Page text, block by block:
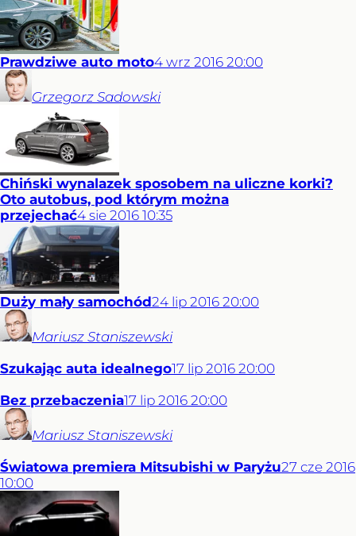
Prawdziwe auto moto4 wrz 2016 20:00
Grzegorz Sadowski
Chiński wynalazek sposobem na uliczne korki?
Oto autobus, pod którym można
przejechać4 sie 2016 10:35
Duży mały samochód24 lip 2016 20:00
Mariusz Staniszewski
Szukając auta idealnego17 lip 2016 20:00
Bez przebaczenia17 lip 2016 20:00
Mariusz Staniszewski
Światowa premiera Mitsubishi w Paryżu27 cze 2016
10:00